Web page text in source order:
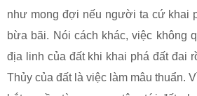
như mong đợi nếu người ta cứ khai
bừa bãi. Nói cách khác, việc không
địa linh của đất khi khai phá đất đai
Thủy của đất là việc làm mâu thuẩn.